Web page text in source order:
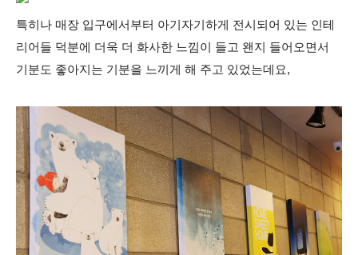
특히나 매장 입구에서부터 아기자기하게 전시되어 있는 인테
리어들 덕분에 더욱 더 화사한 느낌이 들고 왠지 들어오면서
기분도 좋아지는 기분을 느끼게 해 주고 있었는데요,